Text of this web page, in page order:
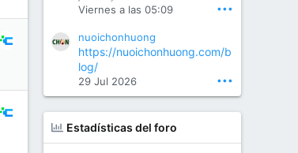
Reddy, the best...
www.drranganathreddy.co
m
Viernes a las 05:09 •••
nuoichonhuong
https://nuoichonhuong.com/b
log/
29 Jul 2026 •••
Estadísticas del foro